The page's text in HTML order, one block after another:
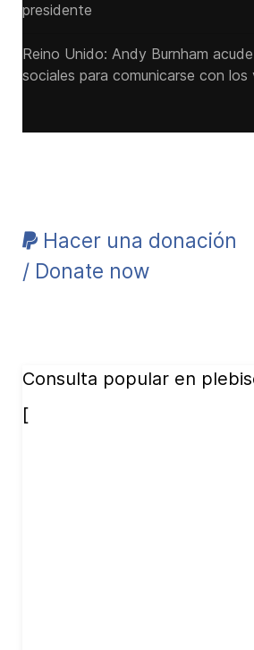
presidente
Reino Unido: Andy ‌Burnham
sociales para comunicarse con
Hacer una donación
/ Donate now
Consulta popular en
[